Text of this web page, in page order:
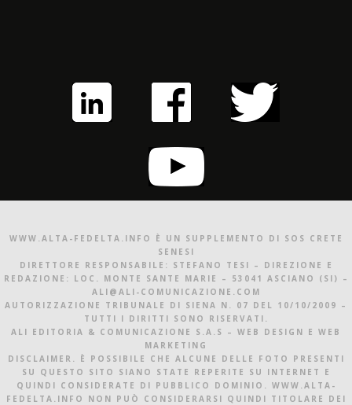
WWW.ALTA-FEDELTA.INFO È UN SUPPLEMENTO DI SOS CRETE
SENESI
DIRETTORE RESPONSABILE: STEFANO TESI – DIREZIONE E
REDAZIONE: LOC. MONTE SANTE MARIE – 53041 ASCIANO (SI) –
ALI@ALI-COMUNICAZIONE.COM
AUTORIZZAZIONE TRIBUNALE DI SIENA N. 07 DEL 10/10/2009 –
TUTTI I DIRITTI SONO RISERVATI.
ALI EDITORIA & COMUNICAZIONE S.A.S – WEB DESIGN E WEB
MARKETING
DISCLAIMER. È POSSIBILE CHE ALCUNE DELLE FOTO PRESENTI
SU QUESTO SITO SIANO STATE REPERITE SU INTERNET E
QUINDI CONSIDERATE DI PUBBLICO DOMINIO. WWW.ALTA-
FEDELTA.INFO NON PUÒ CONSIDERARSI QUINDI TITOLARE DEI